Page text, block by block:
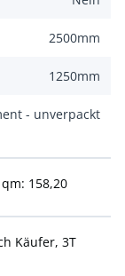
2500mm
1250mm
- unverpackt
158,20
Käufer, 3T